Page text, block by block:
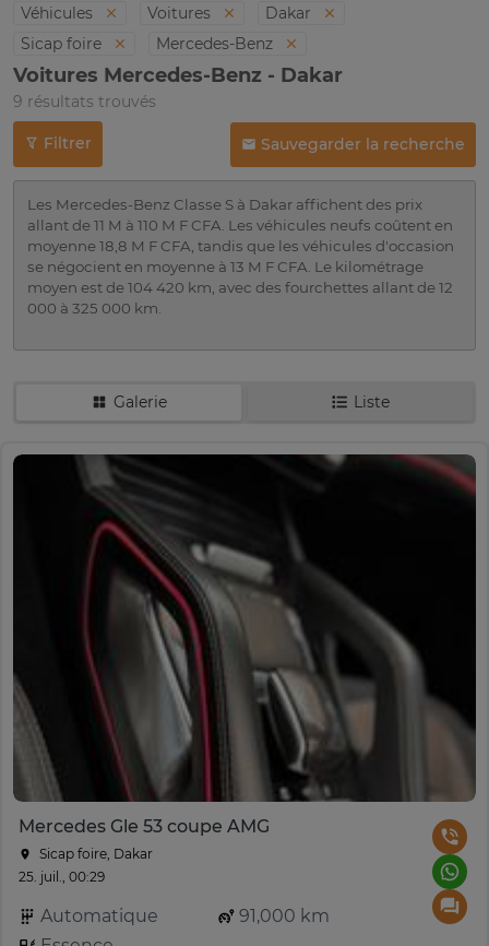
Véhicules
Voitures
Dakar
Sicap foire
Mercedes-Benz
Voitures Mercedes-Benz - Dakar
9 résultats trouvés
Filtrer Sauvegarder la recherche
Les Mercedes-Benz Classe S à Dakar affichent des prix
allant de 11 M à 110 M F CFA. Les véhicules neufs coûtent en
moyenne 18,8 M F CFA, tandis que les véhicules d'occasion
se négocient en moyenne à 13 M F CFA. Le kilométrage
moyen est de 104 420 km, avec des fourchettes allant de 12
000 à 325 000 km.
Galerie Liste
Mercedes Gle 53 coupe AMG
Sicap foire, Dakar
25. juil., 00:29
Automatique
91,000 km